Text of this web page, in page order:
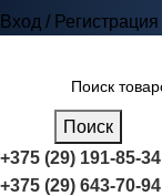
Вход / Регистрация
Поиск
+375 (29) 191-85-34
+375 (29) 643-70-94